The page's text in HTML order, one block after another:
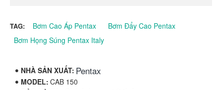
TAG: Bơm Cao Áp Pentax
Bơm Đẩy Cao Pentax
Bơm Họng Súng Pentax Italy
NHÀ SẢN XUẤT: Pentax
MODEL: CAB 150